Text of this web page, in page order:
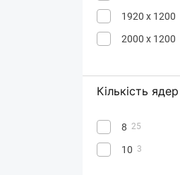
1920 x 1200
2000 х 1200
Кількість ядер
8 25
10 3